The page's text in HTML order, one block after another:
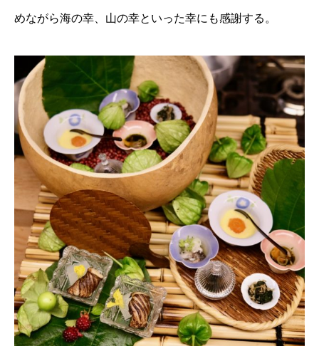
めながら海の幸、山の幸といった幸にも感謝する。